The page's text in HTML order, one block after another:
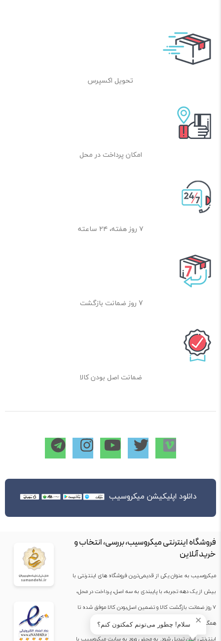
تحویل اکسپرس
امکان پرداخت در محل
۷ روز هفته، ۲۴ ساعته
7 روز ضمانت بازگشت
ضمانت اصل بودن کالا
دانلود اپلیکیشن میکروسیب
فروشگاه اینترنتی میکروسیب، بررسی، انتخاب و
خرید آنلاین
میکروسیب به عنوان یکی از قدیمی‌ترین فروشگاه های اینترنتی با
بیش از یک دهه تجربه، با پایبندی به سه اصل، پرداخت در محل،
۷ روز ضمانت بازگشت کالا و تضمین اصل‌بودن کالا موفق شده تا
همگام با فروشگاه‌های معتبر جهان، به بزرگ‌ترین فروشگاه
اینترنتی ایران تبدیل شود. به محض ورود به سایت میکروسیب با
✕ سلام! چطور می‌تونم کمکتون کنم؟